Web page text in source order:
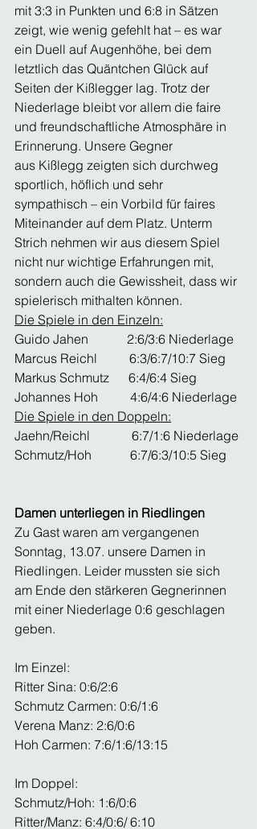
mit 3:3 in Punkten und 6:8 in Sätzen
zeigt, wie wenig gefehlt hat – es war
ein Duell auf Augenhöhe, bei dem
letztlich das Quäntchen Glück auf
Seiten der Kißlegger lag. Trotz der
Niederlage bleibt vor allem die faire
und freundschaftliche Atmosphäre in
Erinnerung. Unsere Gegner
aus Kißlegg zeigten sich durchweg
sportlich, höflich und sehr
sympathisch – ein Vorbild für faires
Miteinander auf dem Platz. Unterm
Strich nehmen wir aus diesem Spiel
nicht nur wichtige Erfahrungen mit,
sondern auch die Gewissheit, dass wir
spielerisch mithalten können.
Die Spiele in den Einzeln:
Guido Jahen            2:6/3:6 Niederlage
Marcus Reichl          6:3/6:7/10:7 Sieg
Markus Schmutz      6:4/6:4 Sieg
Johannes Hoh          4:6/4:6 Niederlage
Die Spiele in den Doppeln:
Jaehn/Reichl             6:7/1:6 Niederlage
Schmutz/Hoh            6:7/6:3/10:5 Sieg
Damen unterliegen in Riedlingen
Zu Gast waren am vergangenen
Sonntag, 13.07. unsere Damen in
Riedlingen. Leider mussten sie sich
am Ende den stärkeren Gegnerinnen
mit einer Niederlage 0:6 geschlagen
geben.
Im Einzel:
Ritter Sina: 0:6/2:6
Schmutz Carmen: 0:6/1:6
Verena Manz: 2:6/0:6
Hoh Carmen: 7:6/1:6/13:15
Im Doppel:
Schmutz/Hoh: 1:6/0:6
Ritter/Manz: 6:4/0:6/ 6:10